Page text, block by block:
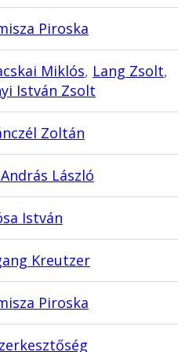
Piroska
Miklós, Lang Zsolt,
István Zsolt
Zoltán
László
István
Kreutzer
Piroska